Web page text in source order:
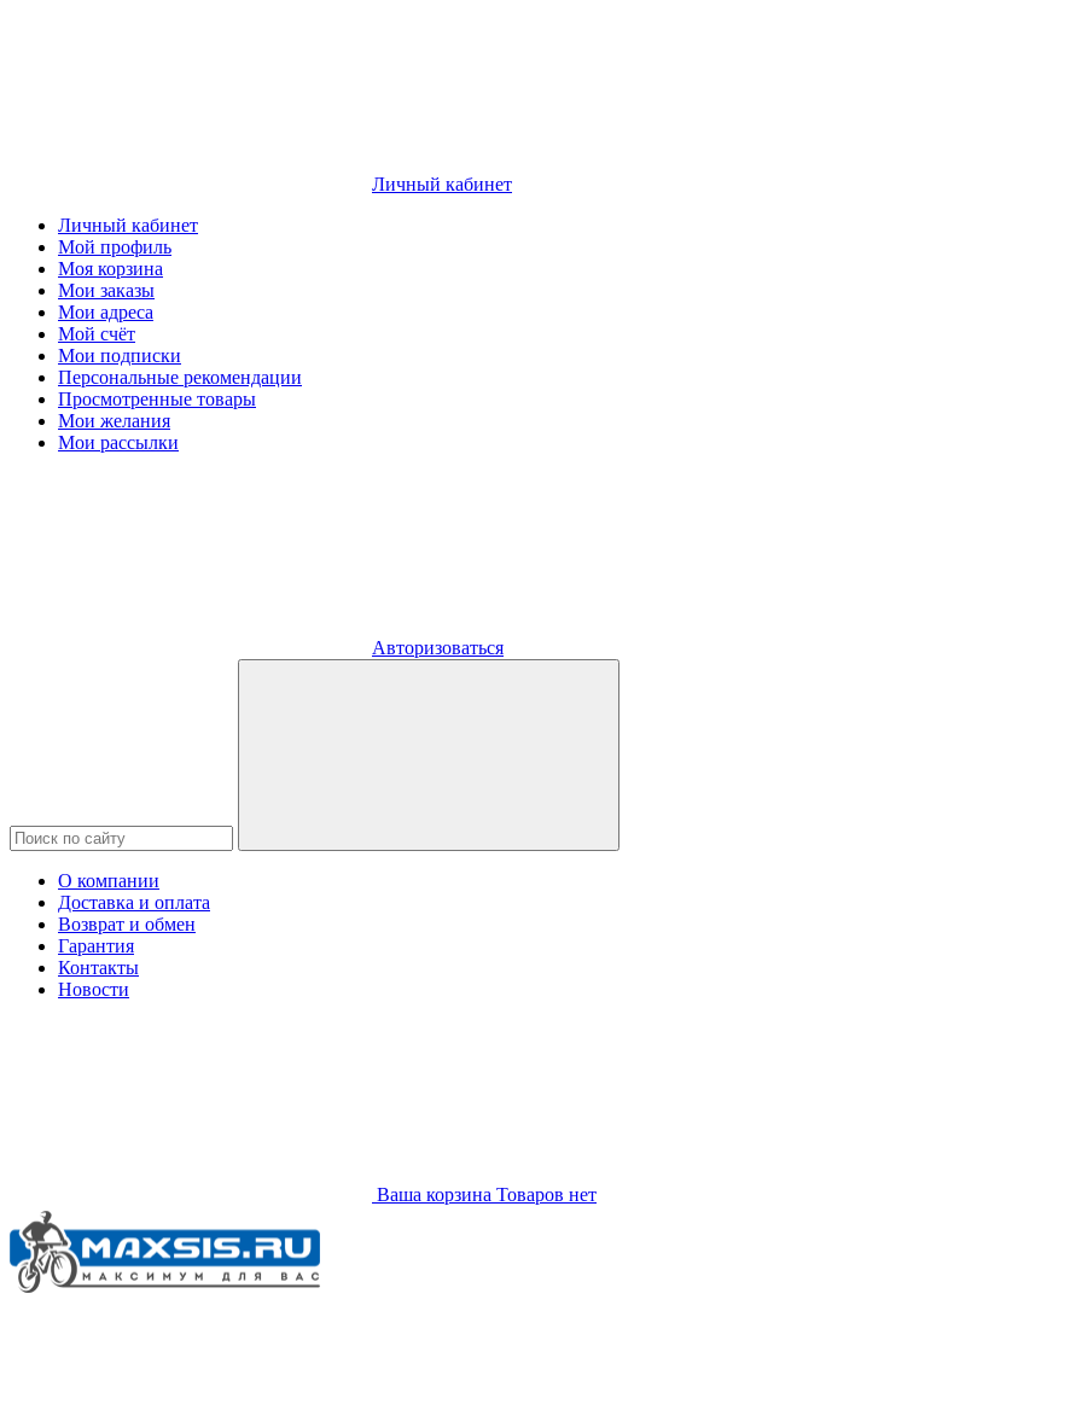
Личный кабинет
Личный кабинет
Мой профиль
Моя корзина
Мои заказы
Мои адреса
Мой счёт
Мои подписки
Персональные рекомендации
Просмотренные товары
Мои желания
Мои рассылки
Авторизоваться
О компании
Доставка и оплата
Возврат и обмен
Гарантия
Контакты
Новости
Ваша корзина Товаров нет